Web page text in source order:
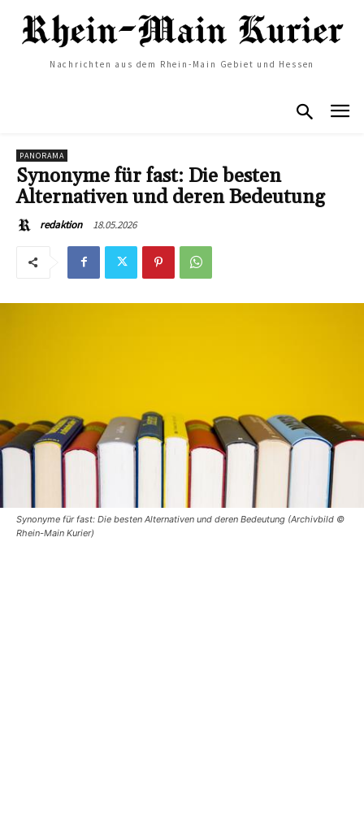
Nachrichten aus dem Rhein-Main Gebiet und Hessen
PANORAMA
Synonyme für fast: Die besten
Alternativen und deren Bedeutung
redaktion 18.05.2026
Synonyme für fast: Die besten Alternativen und deren Bedeutung (Archivbild ©
Rhein-Main Kurier)